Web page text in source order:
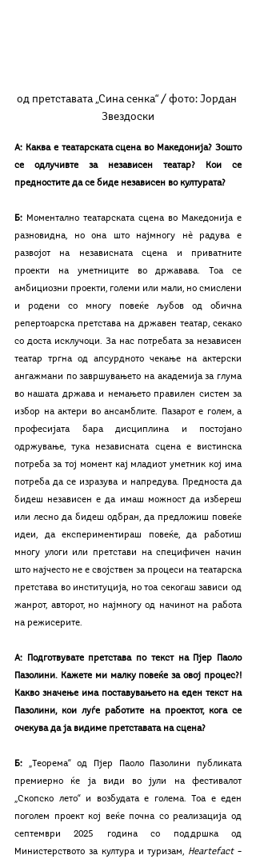
од претставата „Сина сенка“ / фото: Јордан
Звездоски
А: Каква е театарската сцена во Македонија? Зошто
се одлучивте за независен театар? Кои се
предностите да се биде независен во културата?
Б: Моментално театарската сцена во Македонија е
разновидна, но она што најмногу нѐ радува е
развојот на независната сцена и приватните
проекти на уметниците во државава. Тоа се
амбициозни проекти, големи или мали, но смислени
и родени со многу повеќе љубов од обична
репертоарска претстава на државен театар, секако
со доста исклучоци. За нас потребата за независен
театар тргна од апсурдното чекање на актерски
ангажмани по завршувањето на академија за глума
во нашата држава и немањето правилен систем за
избор на актери во ансамблите. Пазарот е голем, а
професијата бара дисциплина и постојано
одржување, тука независната сцена е вистинска
потреба за тој момент кај младиот уметник кој има
потреба да се изразува и напредува. Предноста да
бидеш независен е да имаш можност да избереш
или лесно да бидеш одбран, да предложиш повеќе
идеи, да експериментираш повеќе, да работиш
многу улоги или претстави на специфичен начин
што најчесто не е својствен за процеси на театарска
претстава во институција, но тоа секогаш зависи од
жанрот, авторот, но најмногу од начинот на работа
на режисерите.
А: Подготвувате претстава по текст на Пјер Паоло
Пазолини. Кажете ми малку повеќе за овој процес?!
Какво значење има поставувањето на еден текст на
Пазолини, кои луѓе работите на проектот, кога се
очекува да ја видиме претставата на сцена?
Б: „Теорема“ од Пјер Паоло Пазолини публиката
премиерно ќе ја види во јули на фестивалот
„Скопско лето“ и возбудата е голема. Тоа е еден
поголем проект кој веќе почна со реализација од
септември 2025 година со поддршка од
Министерството за култура и туризам, Heartefact –